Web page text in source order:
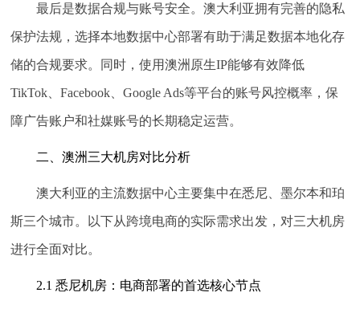
最后是数据合规与账号安全。澳大利亚拥有完善的隐私
保护法规，选择本地数据中心部署有助于满足数据本地化存
储的合规要求。同时，使用澳洲原生IP能够有效降低
TikTok、Facebook、Google Ads等平台的账号风控概率，保
障广告账户和社媒账号的长期稳定运营。
二、澳洲三大机房对比分析
澳大利亚的主流数据中心主要集中在悉尼、墨尔本和珀
斯三个城市。以下从跨境电商的实际需求出发，对三大机房
进行全面对比。
2.1 悉尼机房：电商部署的首选核心节点